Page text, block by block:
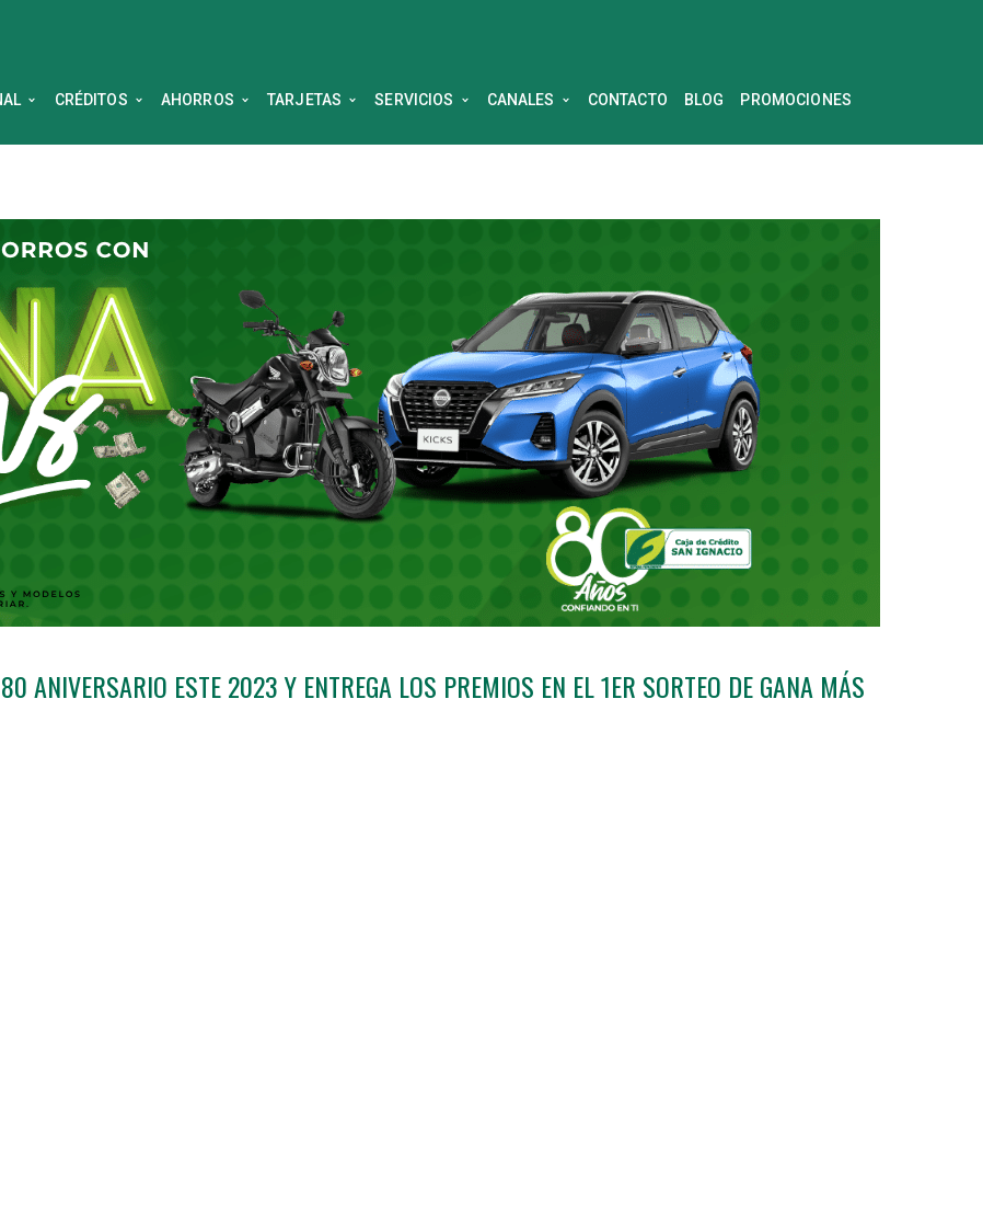
CRÉDITOS AHORROS TARJETAS SERVICIOS CANALES CONTACTO BLOG PROMOCIONES
ANIVERSARIO ESTE 2023 Y ENTREGA LOS PREMIOS EN EL 1ER SORTEO DE GANA MÁS